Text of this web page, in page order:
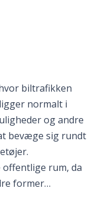
biltrafikken
normalt i
og andre
bevæge sig rundt
rum, da
former…